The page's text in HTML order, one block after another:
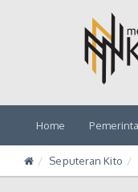
Home
Seputeran Kito